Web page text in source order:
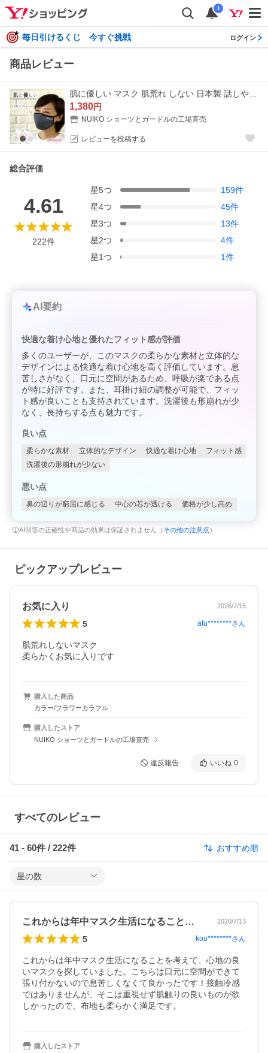
i
毎日引けるくじ 今すぐ挑戦 ログイン
商品レビュー
1,380円
NUIKO ショーツとガードルの工場直売
レビューを投稿する
総合評価
4.61
222件
星5つ 159件
星4つ 45件
星3つ 13件
星2つ 4件
星1つ 1件
AI要約
快適な着け心地と優れたフィット感が評価
多くのユーザーが、このマスクの柔らかな素材と立体的な
デザインによる快適な着け心地を高く評価しています。息
苦しさがなく、口元に空間があるため、呼吸が楽である点
が特に好評です。また、耳掛け紐の調整が可能で、フィッ
ト感が良いことも支持されています。洗濯後も形崩れが少
なく、長持ちする点も魅力です。
良い点
柔らかな素材 立体的なデザイン 快適な着け心地
フィット感
洗濯後の形崩れが少ない
悪い点
鼻の辺りが窮屈に感じる 中心の芯が透ける 価格が少し高め
AI回答の正確性や商品の効果は保証されません（ その他の注意点 ）
ピックアップレビュー
お気に入り 2026/7/15
5 atu********さん
肌荒れしないマスク
柔らかくお気に入りです
購入した商品
カラー/フラワーカラフル
購入したストア
NUIKO ショーツとガードルの工場直売
違反報告 いいね 0
すべてのレビュー
41 - 60件 / 222件 おすすめ順
星の数
これからは年中マスク生活になることを考… 2020/7/13
5 kou********さん
これからは年中マスク生活になることを考えて、心地の良
いマスクを探していました。こちらは口元に空間ができて
張り付かないので息苦しくなくて良かったです！接触冷感
ではありませんが、そこは重視せず肌触りの良いものが欲
しかったので、布地も柔らかく満足です。
購入したストア